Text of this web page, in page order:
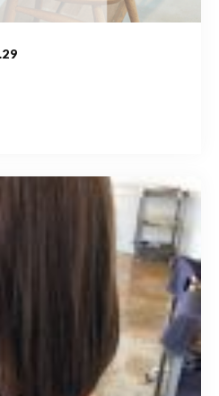
10:00～19:00（日月除く）
5366
10:00～19:00（日月除く）
5366